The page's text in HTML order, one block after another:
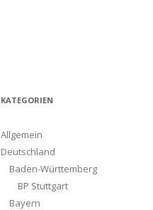
KATEGORIEN
Allgemein
Deutschland
Baden-Württemberg
BP Stuttgart
Bayern